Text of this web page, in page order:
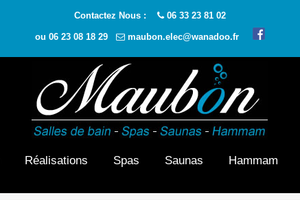
Contactez Nous : 06 33 23 81 02
ou 06 23 08 18 29 maubon.elec@wanadoo.fr
Réalisations Spas Saunas Hammam